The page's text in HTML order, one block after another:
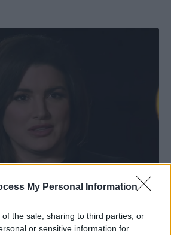
My Personal Information
the sale, sharing to third parties, or
or sensitive information for